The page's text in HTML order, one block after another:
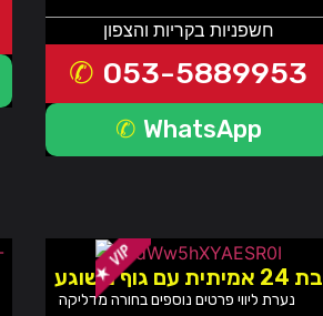
חשפניות בקריות והצפון
053-5889953
WhatsApp
בת 24 אמיתית עם גוף משוגע
נערת ליווי פרטים נוספים בחורה מדליקה